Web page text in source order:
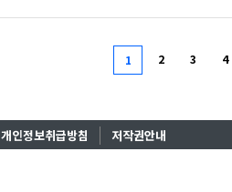
1 2 3 4
개인정보취급방침 저작권안내